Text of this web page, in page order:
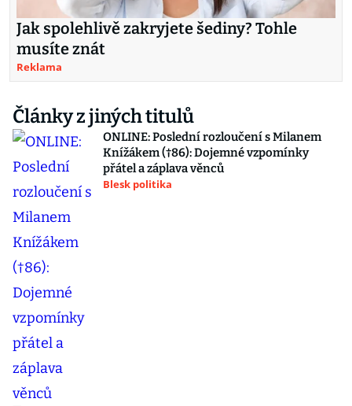
Jak spolehlivě zakryjete šediny? Tohle
musíte znát
Reklama
Články z jiných titulů
ONLINE: Poslední rozloučení s Milanem
Knížákem (†86): Dojemné vzpomínky
přátel a záplava věnců
Blesk politika